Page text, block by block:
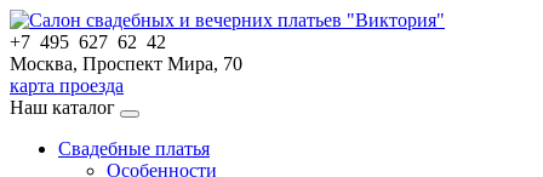
+7 495 627 62 42
Москва, Проспект Мира, 70
карта проезда
Наш каталог
Свадебные платья
Особенности